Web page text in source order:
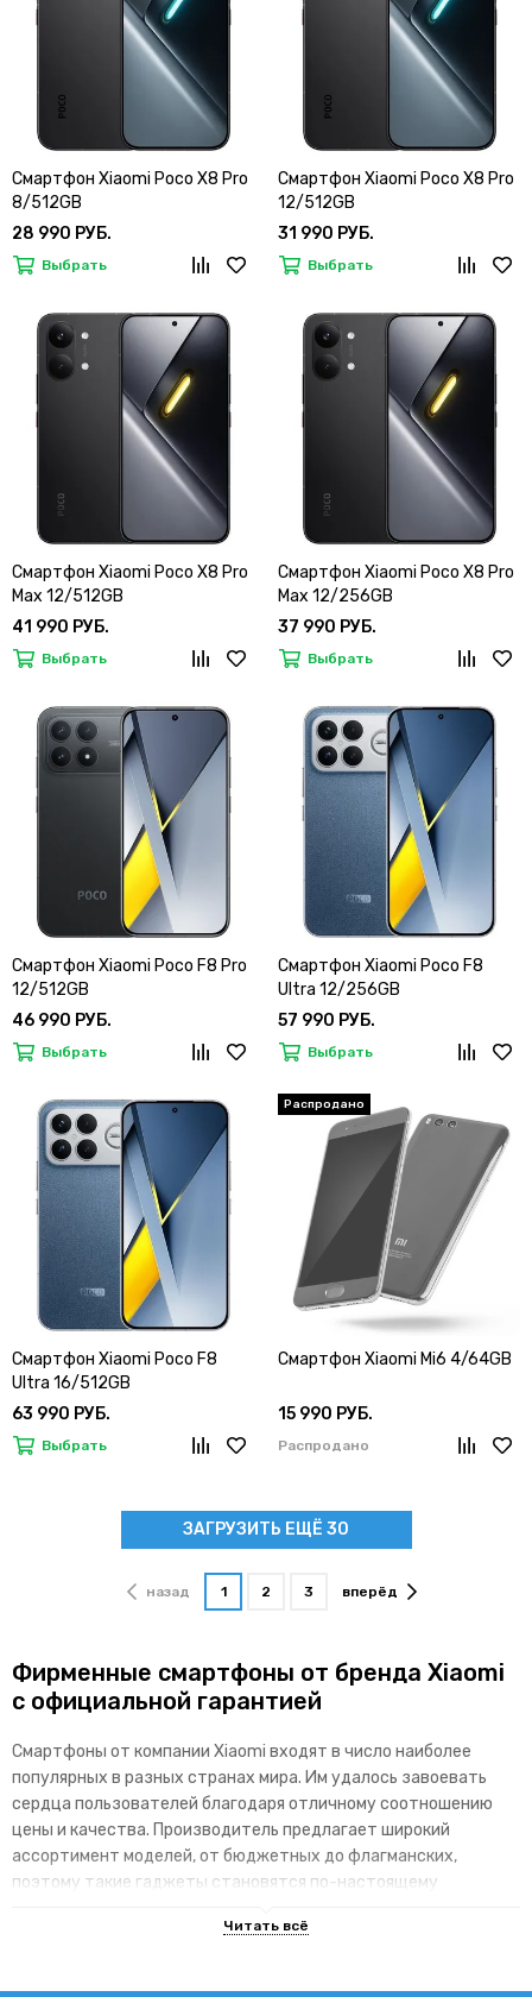
Смартфон Xiaomi Poco X8 Pro
8/512GB
28 990 РУБ.
Выбрать
Смартфон Xiaomi Poco X8 Pro
12/512GB
31 990 РУБ.
Выбрать
Смартфон Xiaomi Poco X8 Pro
Max 12/512GB
41 990 РУБ.
Выбрать
Смартфон Xiaomi Poco X8 Pro
Max 12/256GB
37 990 РУБ.
Выбрать
Смартфон Xiaomi Poco F8 Pro
12/512GB
46 990 РУБ.
Выбрать
Смартфон Xiaomi Poco F8
Ultra 12/256GB
57 990 РУБ.
Выбрать
Смартфон Xiaomi Poco F8
Ultra 16/512GB
63 990 РУБ.
Выбрать
Смартфон Xiaomi Mi6 4/64GB
15 990 РУБ.
Распродано
ЗАГРУЗИТЬ ЕЩЁ 30
назад 1 2 3 вперёд
Фирменные смартфоны от бренда Xiaomi
с официальной гарантией
Смартфоны от компании Xiaomi входят в число наиболее
популярных в разных странах мира. Им удалось завоевать
сердца пользователей благодаря отличному соотношению
цены и качества. Производитель предлагает широкий
ассортимент моделей, от бюджетных до флагманских,
поэтому такие гаджеты становятся по-настоящему
линейки гаджетов